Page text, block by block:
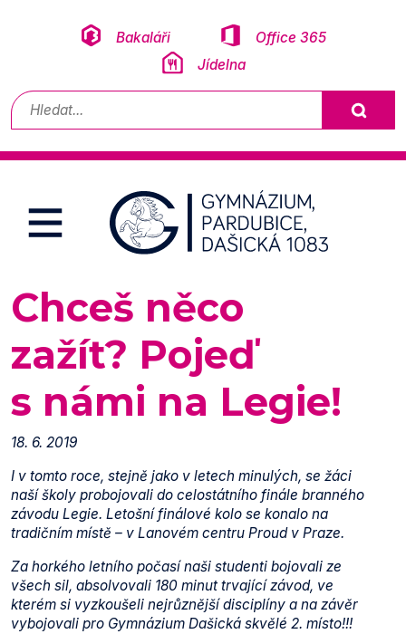
Bakaláři
Office 365
Jídelna
Vyhledávání
Chceš něco
zažít? Pojeď
s námi na Legie!
18. 6. 2019
I v tomto roce, stejně jako v letech minulých, se žáci
naší školy probojovali do celostátního finále branného
závodu Legie. Letošní finálové kolo se konalo na
tradičním místě – v Lanovém centru Proud v Praze.
Za horkého letního počasí naši studenti bojovali ze
všech sil, absolvovali 180 minut trvající závod, ve
kterém si vyzkoušeli nejrůznější disciplíny a na závěr
vybojovali pro Gymnázium Dašická skvělé 2. místo!!!